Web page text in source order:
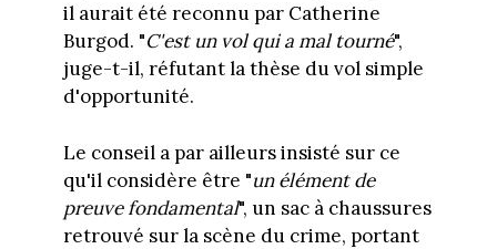
il aurait été reconnu par Catherine
Burgod. "C'est un vol qui a mal tourné",
juge-t-il, réfutant la thèse du vol simple
d'opportunité.
Le conseil a par ailleurs insisté sur ce
qu'il considère être "un élément de
preuve fondamental", un sac à chaussures
retrouvé sur la scène du crime, portant